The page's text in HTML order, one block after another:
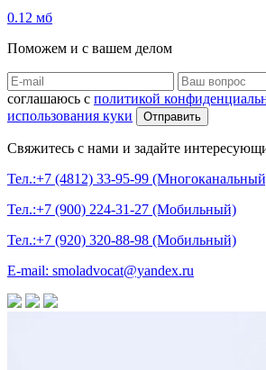
0.12 мб
Поможем и с вашем делом
соглашаюсь с политикой
использования куки
Свяжитесь с нами и задайте
Тел.:+7 (4812) 33-95-99
Тел.:+7 (900) 224-31-27 (Мобильный)
Тел.:+7 (920) 320-88-98 (Мобильный)
E-mail: smoladvocat@yandex.ru